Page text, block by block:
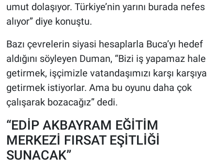
umut dolaşıyor. Türkiye’nin yarını burada nefes
alıyor” diye konuştu.
Bazı çevrelerin siyasi hesaplarla Buca’yı hedef
aldığını söyleyen Duman, “Bizi iş yapamaz hale
getirmek, işçimizle vatandaşımızı karşı karşıya
getirmek istiyorlar. Ama bu oyunu daha çok
çalışarak bozacağız” dedi.
“EDİP AKBAYRAM EĞİTİM
MERKEZİ FIRSAT EŞİTLİĞİ
SUNACAK”